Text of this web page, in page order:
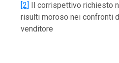
[2] Il corrispettivo richiesto
risulti moroso nei confronti
venditore